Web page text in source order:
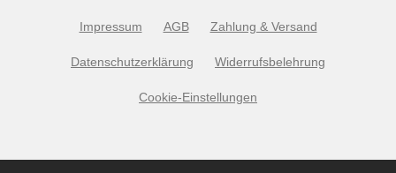
Impressum AGB Zahlung & Versand
Datenschutzerklärung Widerrufsbelehrung
Cookie-Einstellungen